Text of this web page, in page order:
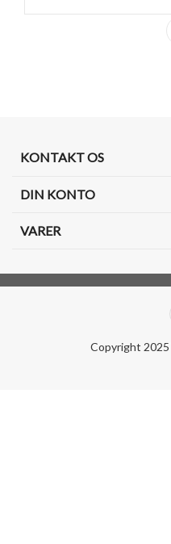
KONTAKT OS
DIN KONTO
VARER
Copyright 2025